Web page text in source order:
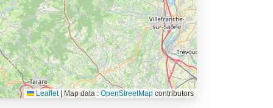
Leaflet | Map data : OpenStreetMapcontributors